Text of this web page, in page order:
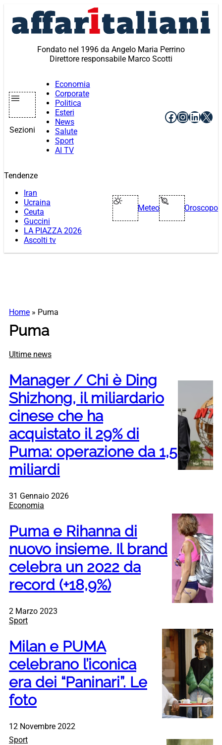
contenuto
Fondato nel 1996 da Angelo Maria Perrino
Direttore responsabile Marco Scotti
Sezioni
Economia
Corporate
Politica
Esteri
News
Salute
Sport
AI TV
Facebook
X
Tendenze
Iran
Ucraina
Ceuta
Guccini
LA PIAZZA 2026
Ascolti tv
Meteo Oroscopo
Home » Puma
Puma
Ultime news
Manager / Chi è Ding
Shizhong, il miliardario
cinese che ha
acquistato il 29% di
Puma: operazione da 1,5
miliardi
31 Gennaio 2026
Economia
Puma e Rihanna di
nuovo insieme. Il brand
celebra un 2022 da
record (+18,9%)
2 Marzo 2023
Sport
Milan e PUMA
celebrano l’iconica
era dei “Paninari”. Le
foto
12 Novembre 2022
Sport